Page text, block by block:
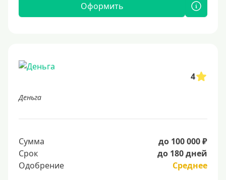
Оформить
4
Деньга
Сумма
до 100 000 ₽
Срок
до 180 дней
Одобрение
Среднее